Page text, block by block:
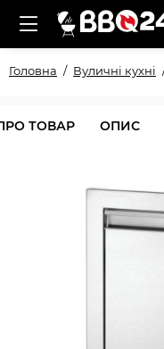
Головна Вуличні кухні
ТОВАР ОПИС